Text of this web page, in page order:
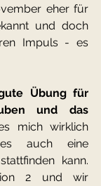
eher für
und doch
Impuls - es
Übung für
und das
mich wirklich
auch eine
kann.
2 und wir